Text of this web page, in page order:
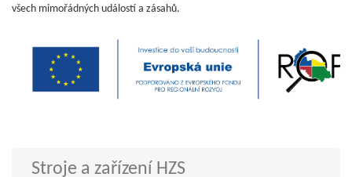
všech mimořádných událostí a zásahů.
Stroje a zařízení HZS